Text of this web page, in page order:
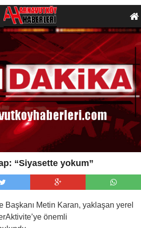
“Siyasette yokum”
Başkanı Metin Karan, yaklaşan yerel
önemli